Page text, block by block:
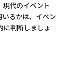
代のイベント
るかは、イベン
に判断しましょ